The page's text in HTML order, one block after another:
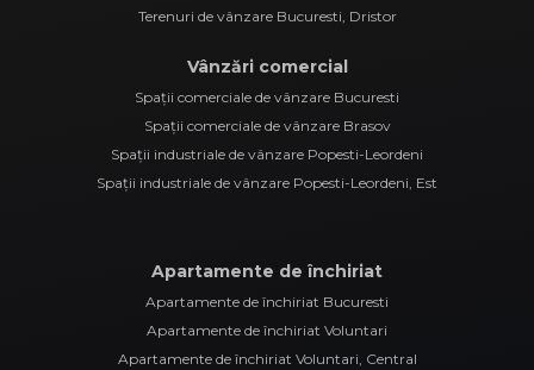
Terenuri de vânzare Bucuresti, Dristor
Vânzări comercial
Spații comerciale de vânzare Bucuresti
Spații comerciale de vânzare Brasov
Spații industriale de vânzare Popesti-Leordeni
Spații industriale de vânzare Popesti-Leordeni, Est
Apartamente de închiriat
Apartamente de închiriat Bucuresti
Apartamente de închiriat Voluntari
Apartamente de închiriat Voluntari, Central